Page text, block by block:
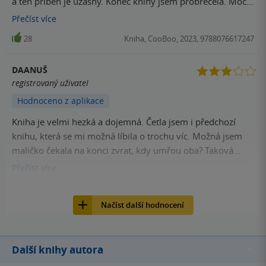
doporucuji
Přečíst více
28 Kniha, CooBoo, 2023, 9788076617247
DAANUŠ
registrovaný uživatel
Hodnoceno z aplikace
Kniha je velmi hezká a dojemná. Četla jsem i předchozí
knihu, která se mi možná líbila o trochu víc. Možná jsem
maličko čekala na konci zvrat, kdy umřou oba? Taková
oddechovka, která neurazí.
Přečíst
Načíst další hodnocení
Další knihy autora